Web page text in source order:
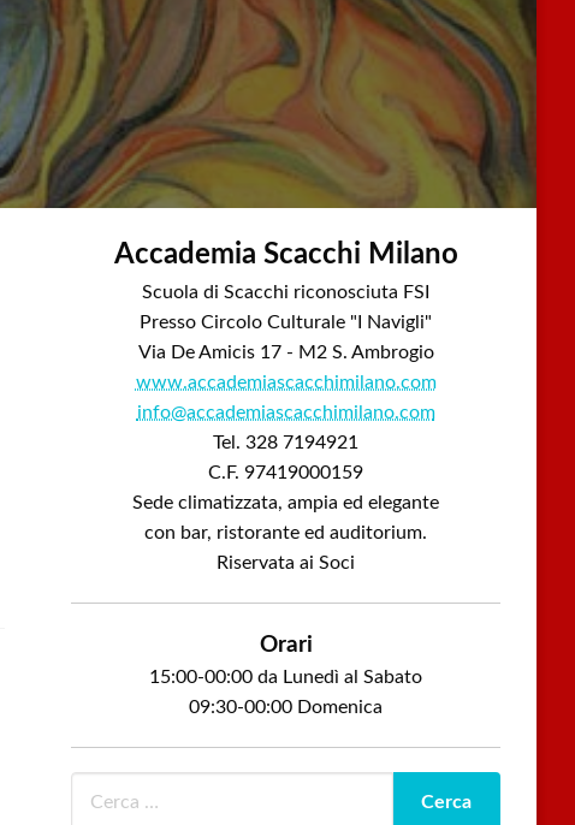
Accademia Scacchi Milano
Scuola di Scacchi riconosciuta FSI
Presso Circolo Culturale "I Navigli"
Via De Amicis 17 - M2 S. Ambrogio
www.accademiascacchimilano.com
info@accademiascacchimilano.com
Tel. 328 7194921
C.F. 97419000159
Sede climatizzata, ampia ed elegante
con bar, ristorante ed auditorium.
Riservata ai Soci
Orari
15:00-00:00 da Lunedì al Sabato
09:30-00:00 Domenica